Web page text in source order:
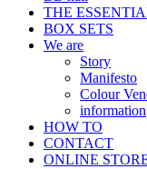
THE
BOX SETS
We are
Story
Manifesto
Colour
information
HOW TO
CONTACT
ONLINE